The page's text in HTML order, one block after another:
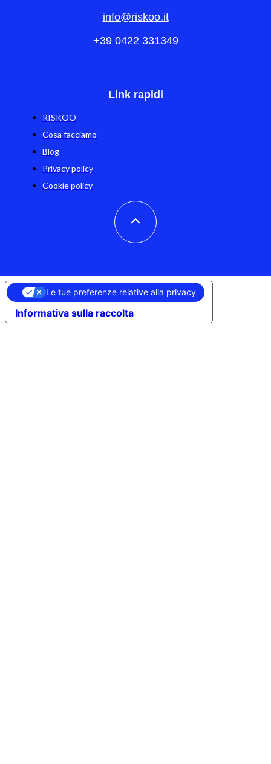
info@riskoo.it
+39 0422 331349
Link rapidi
RISKOO
Cosa facciamo
Blog
Privacy policy
Cookie policy
Informativa sulla raccolta
Le tue preferenze relative alla privacy